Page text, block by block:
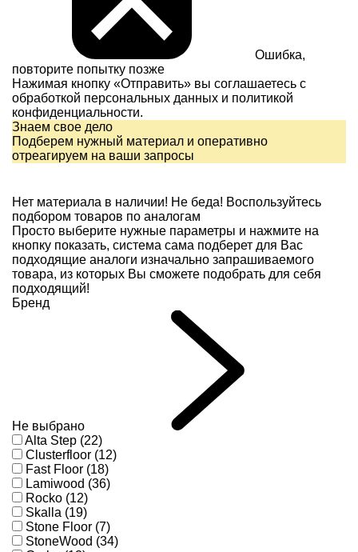
Ошибка,
повторите попытку позже
Нажимая кнопку «Отправить» вы соглашаетесь с
обработкой персональных данных и политикой
конфиденциальности.
Знаем свое дело
Подберем нужный материал и оперативно
отреагируем на ваши запросы
Нет материала в наличии! Не беда! Воспользуйтесь
подбором товаров по аналогам
Просто выберите нужные параметры и нажмите на
кнопку показать, система сама подберет для Вас
подходящие аналоги изначально запрашиваемого
товара, из которых Вы сможете подобрать для себя
подходящий!
Бренд
Не выбрано
Alta Step (22)
Clusterfloor (12)
Fast Floor (18)
Lamiwood (36)
Rocko (12)
Skalla (19)
Stone Floor (7)
StoneWood (34)